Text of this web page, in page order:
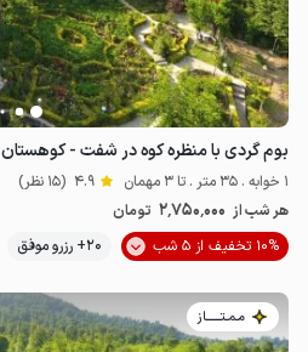
بوم گردی با منظره کوه در شفت - کوهستان
1 خوابه . 35 متر . تا 3 مهمان 4.9 (15 نظر)
هر شب از 2٬750٬000 تومان
10% تخفیف از 5 شب
20+ رزرو موفق
مـمـتــــــاز